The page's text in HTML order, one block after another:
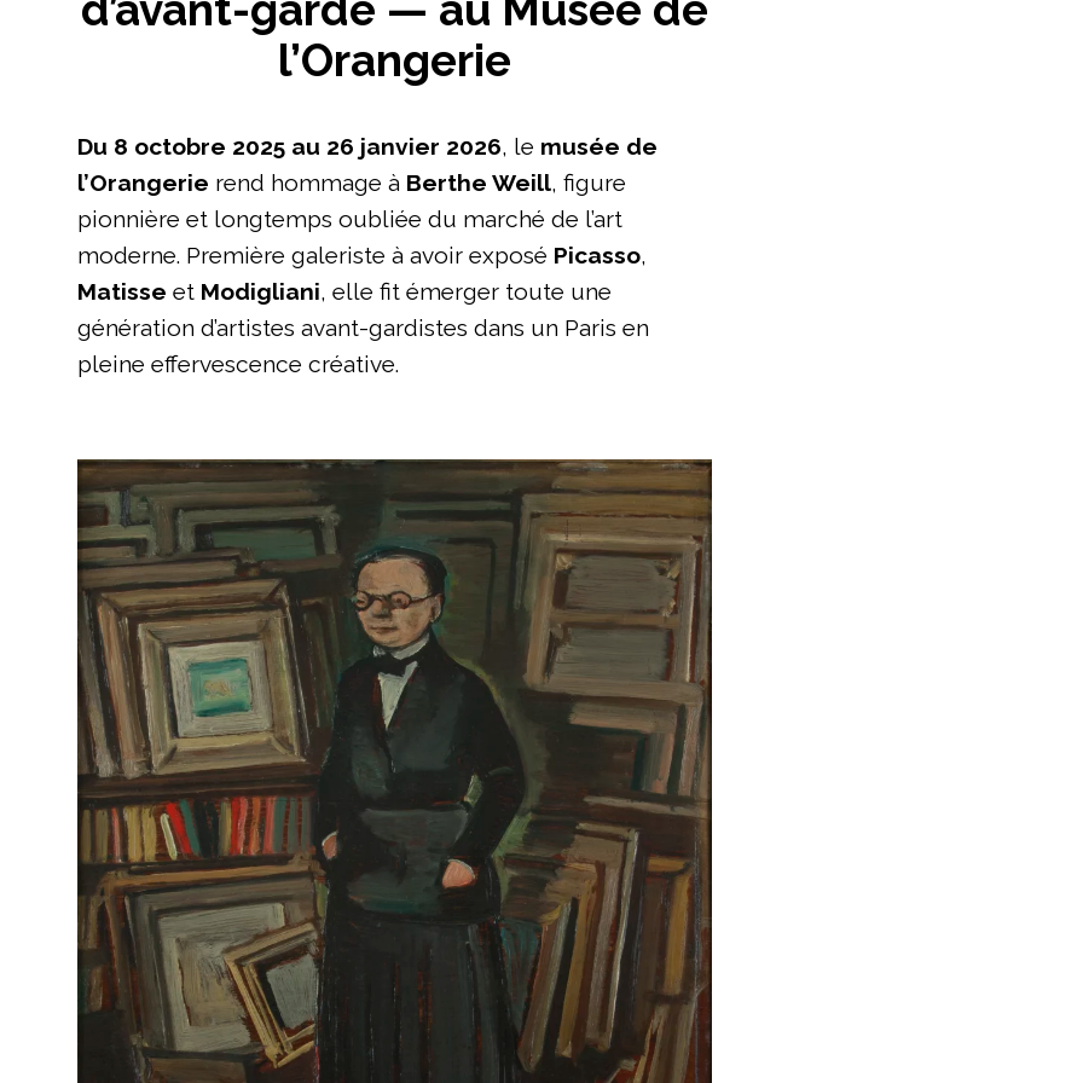
l’Orangerie
Du 8 octobre 2025 au 26 janvier 2026, le musée de
l’Orangerie rend hommage à Berthe Weill, figure
pionnière et longtemps oubliée du marché de l’art
moderne. Première galeriste à avoir exposé Picasso,
Matisse et Modigliani, elle fit émerger toute une
génération d’artistes avant-gardistes dans un Paris en
pleine effervescence créative.